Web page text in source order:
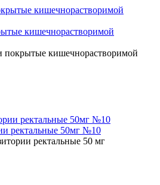
кишечнорастворимой
покрытые кишечнорастворимой
ректальные 50мг №10
ректальные 50 мг